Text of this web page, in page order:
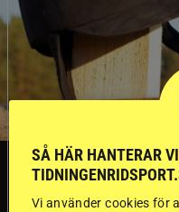
SVERIGE
SÅ HÄR HANTERAR
Vi använder cookies för